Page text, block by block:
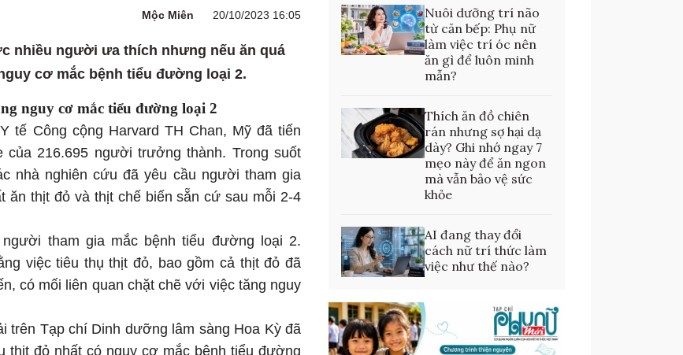
Mộc Miên 20/10/2023 16:05
nhiều người ưa thích nhưng nếu ăn quá
cơ mắc bệnh tiểu đường loại 2.
nguy cơ mắc tiểu đường loại 2
tế Công cộng Harvard TH Chan, Mỹ đã tiến
216.695 người trưởng thành. Trong suốt
nhà nghiên cứu đã yêu cầu người tham gia
ăn thịt đỏ và thịt chế biến sẵn cứ sau mỗi 2-4
tham gia mắc bệnh tiểu đường loại 2.
việc tiêu thụ thịt đỏ, bao gồm cả thịt đỏ đã
có mối liên quan chặt chẽ với việc tăng nguy
trên Tạp chí Dinh dưỡng lâm sàng Hoa Kỳ đã
thịt đỏ nhất có nguy cơ mắc bệnh tiểu đường
Nuôi dưỡng trí não
từ căn bếp: Phụ nữ
làm việc trí óc nên
ăn gì để luôn minh
mẫn?
Thích ăn đồ chiên
rán nhưng sợ hại dạ
dày? Ghi nhớ ngay 7
mẹo này để ăn ngon
mà vẫn bảo vệ sức
khỏe
AI đang thay đổi
cách nữ trí thức làm
việc như thế nào?